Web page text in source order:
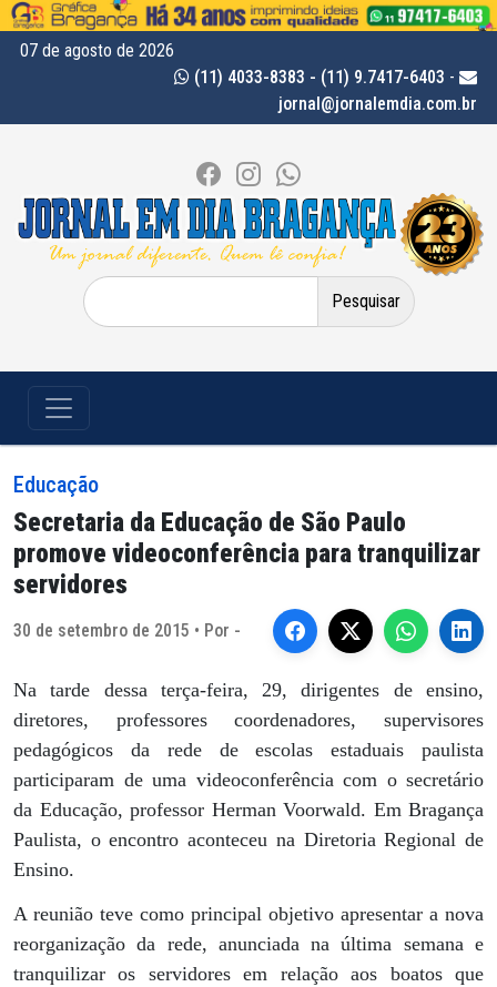
07 de agosto de 2026
(11) 4033-8383 - (11) 9.7417-6403 -
jornal@jornalemdia.com.br
Pesquisar
por:
Educação
Secretaria da Educação de São Paulo
promove videoconferência para tranquilizar
servidores
30 de setembro de 2015 • Por -
Na tarde dessa terça-feira, 29, dirigentes de ensino,
diretores, professores coordenadores, supervisores
pedagógicos da rede de escolas estaduais paulista
participaram de uma videoconferência com o secretário
da Educação, professor Herman Voorwald. Em Bragança
Paulista, o encontro aconteceu na Diretoria Regional de
Ensino.
A reunião teve como principal objetivo apresentar a nova
reorganização da rede, anunciada na última semana e
tranquilizar os servidores em relação aos boatos que